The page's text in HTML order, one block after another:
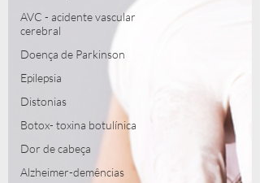
AVC - acidente vascular
cerebral
Doença de Parkinson
Epilepsia
Distonias
Botox- toxina botulínica
Dor de cabeça
Alzheimer-demências